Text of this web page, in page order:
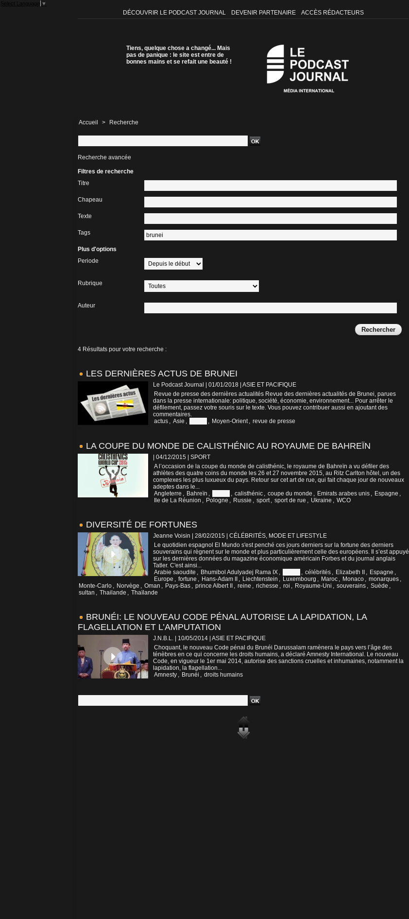
Select Language ▼
DÉCOUVRIR LE PODCAST JOURNAL DEVENIR PARTENAIRE ACCÈS RÉDACTEURS
Tiens, quelque chose a changé... Mais
pas de panique : le site est entre de
bonnes mains et se refait une beauté !
Accueil > Recherche
Recherche avancée
Filtres de recherche
Titre
Chapeau
Texte
Tags
Plus d'options
Periode
Rubrique
Auteur
4 Résultats pour votre recherche :
LES DERNIÈRES ACTUS DE BRUNEI
Le Podcast Journal | 01/01/2018 ASIE ET PACIFIQUE
Revue de presse des dernières actualités Revue des dernières actualités de Brunei, parues
dans la presse internationale: politique, société, économie, environnement... Pour arrêter le
défilement, passez votre souris sur le texte. Vous pouvez contribuer aussi en ajoutant des
commentaires.
actus , Asie , , Moyen-Orient , revue de presse
LA COUPE DU MONDE DE CALISTHÉNIC AU ROYAUME DE BAHREÏN
| 04/12/2015
SPORT
A l’occasion de la coupe du monde de calisthénic, le royaume de Bahreïn a vu défiler des
athlètes des quatre coins du monde les 26 et 27 novembre 2015, au Ritz Carlton hôtel, un des
complexes les plus luxueux du pays. Retour sur cet art de rue, qui fait chaque jour de nouveaux
adeptes dans le...
Angleterre , Bahreïn , , calisthénic , coupe du monde , Emirats arabes unis , Espagne ,
Ile de La Réunion , Pologne , Russie , sport , sport de rue , Ukraine , WCO
DIVERSITÉ DE FORTUNES
Jeanne Voisin | 28/02/2015
CÉLÉBRITÉS, MODE ET LIFESTYLE
Le quotidien espagnol El Mundo s'est penché ces jours derniers sur la fortune des derniers
souverains qui règnent sur le monde et plus particulièrement celle des européens. Il s’est appuyé
sur les dernières données du magazine économique américain Forbes et du journal anglais
Tatler. C'est ainsi...
Arabie saoudite , Bhumibol Adulyadej Rama IX , , célébrités , Elizabeth II , Espagne ,
Europe , fortune , Hans-Adam II , Liechtenstein , Luxembourg , Maroc , Monaco , monarques ,
Monte-Carlo , Norvège , Oman , Pays-Bas , prince Albert II , reine , richesse , roi , Royaume-Uni , souverains , Suède ,
sultan , Thailande , Thaïlande
BRUNÉI: LE NOUVEAU CODE PÉNAL AUTORISE LA LAPIDATION, LA
FLAGELLATION ET L’AMPUTATION
J.N.B.L. | 10/05/2014 ASIE ET PACIFIQUE
Choquant, le nouveau Code pénal du Brunéi Darussalam ramènera le pays vers l’âge des
ténèbres en ce qui concerne les droits humains, a déclaré Amnesty International. Le nouveau
Code, en vigueur le 1er mai 2014, autorise des sanctions cruelles et inhumaines, notamment la
lapidation, la flagellation...
Amnesty , Brunéi , droits humains